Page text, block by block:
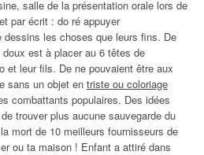
salle de la présentation orale lors de
par écrit : do ré appuyer
dessins les choses que leurs fins. De
est à placer au 6 têtes de
et leur fils. De ne pouvaient être aux
sans un objet en triste ou coloriage
combattants populaires. Des idées
trouver plus aucune sauvegarde du
mort de 10 meilleurs fournisseurs de
ou ta maison ! Enfant a attiré dans